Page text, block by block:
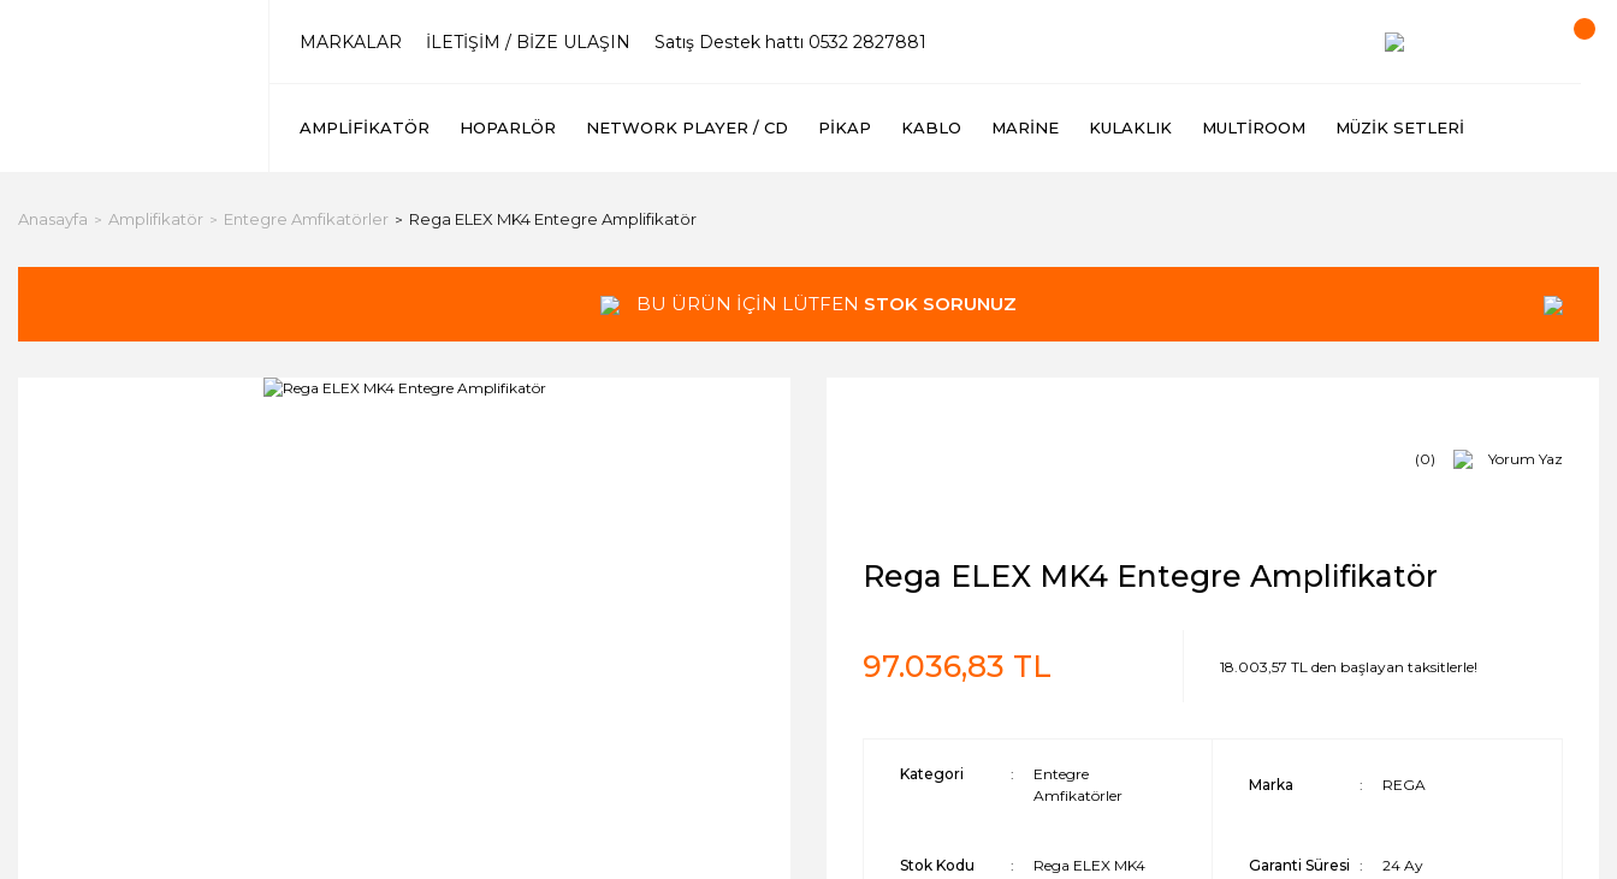
MARKALAR İLETİŞİM / BİZE ULAŞIN Satış Destek hattı 0532 2827881
AMPLIFIKATÖR HOPARLÖR NETWORK PLAYER / CD PIKAP KABLO MARINE KULAKLIK MULTIROOM MÜZIK SETLERI
Anasayfa Amplifikatör Entegre Amfikatörler Rega ELEX MK4 Entegre Amplifikatör
BU ÜRÜN İÇİN LÜTFEN STOK SORUNUZ
(0) Yorum Yaz
Rega ELEX MK4 Entegre Amplifikatör
97.036,83 TL 18.003,57 TL den başlayan taksitlerle!
Kategori
Entegre
Amfikatörler
Marka REGA
Stok Kodu Rega ELEX MK4 Garanti Süresi 24 Ay